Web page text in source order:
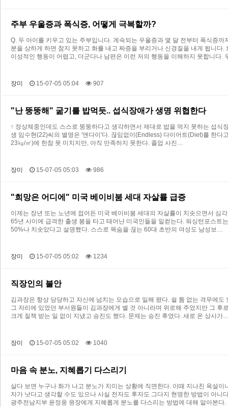
주부 우울증과 폭식증, 어떻게 극복할까?
Q. 두 아이를 키우고 있는 주부입니다. 계속되는 우울증과 몇 달 전부터 폭식증
분을 상하게 하면 참지 못하고 화를 내고 짜증을 부리거나 신경질을 내게 됩니
이성적인 행동이 어렵고, 더군다나 남편은 이런 저의 행동을 이해하지 못합니다.
장미 15-07-05 05:04 907
"난 뚱뚱해" 굶기를 밥먹듯.. 섭식장애가 생명 위협한다
↑ 정상체중인데도 스스로 뚱뚱하다고 생각하면서 제대로 밥을 먹지 못하는 섭
생 임수현(22)씨의 별명은 '앤다이'다. 끊임없이(Endless) 다이어트(Diet)를 한
23㎏/㎡)에 한참 못 미치지만, 아직 만족하지 못한다. 졸업 사진…
장미 15-07-05 05:03 986
"희망은 어디에" 미국 베이비붐 세대 자살률 급증
이제는 장년 또는 노년에 접어든 미국 베이비붐 세대의 자살률이 치솟으면서
65년 사이에 급격한 출생 붐을 타고 태어난 미국인들을 일컫는다. 워싱턴포스
50%나 치솟았다고 설명했다. 스스로 목숨을 끊는 60대 초반의 여성도 남성보…
장미 15-07-05 05:02 1234
직장인의 불안
김과장은 항상 당당하고 자신에 넘치는 모습으로 일해 왔다. 쉴 틈 없는 격무에
그 자리에 있었던 부서원들이 김과장에게 별 것 아니라며 위로해 주었지만 그
크게 질책 받는 일 없이 지냈고 승진도 했다. 문제는 승진 후였다. 새로 온 상사가
장미 15-07-05 05:02 1040
마음 속 분노, 지혜롭기 다스리기
살다 보면 누구나 화가 나고 분노가 치미는 상황에 직면한다. 이때 지나친 욕설
자가 낫다고 생각할 수도 있으나 사실 전자도 후자도 그다지 현명한 방법이 아
광주전남지부 윤정웅 원장에게 지혜롭게 분노를 다스리는 방법에 대해 알아본